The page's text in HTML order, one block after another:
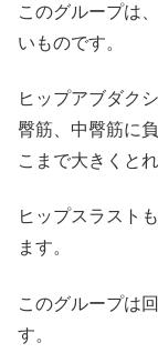
このグループは
いものです。
ヒップアブダク
臀筋、中臀筋に
こまで大きくと
ヒップスラスト
ます。
このグループは
す。